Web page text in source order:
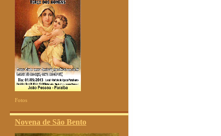
Fotos
Novena de São Bento